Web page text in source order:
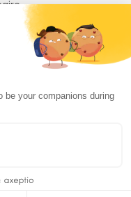
réservés.